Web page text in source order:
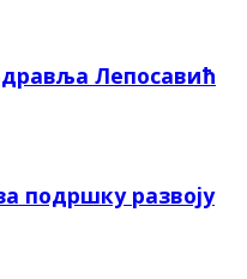
Лепосавић
подршку развоју